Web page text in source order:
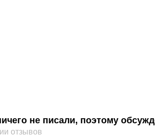
не писали, поэтому
отзывов